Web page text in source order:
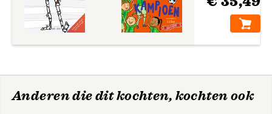
Deel 7: Dummie de mummie en de drums van Massoeba
Deel 8: Dummie de mummie en de smaragd van de Nijl
Deel 9: Dummie de mummie en het geheim van Toemsa
Deel 10: Dummie de mummie en de schat van Sohorro
Anderen die dit kochten, kochten ook